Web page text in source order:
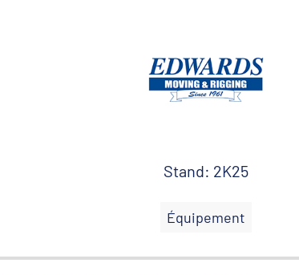
Stand: 2K25
Équipement